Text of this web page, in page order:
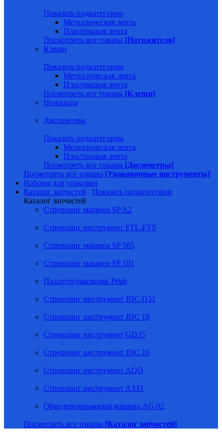
Показать подкатегории
Металлическая лента
Пластиковая лента
Посмотреть все товары [Натяжители]
Клещи
Показать подкатегории
Металлическая лента
Пластиковая лента
Посмотреть все товары [Клещи]
Ножницы
Диспенсеры
Показать подкатегории
Металлическая лента
Пластиковая лента
Посмотреть все товары [Диспенсеры]
Посмотреть все товары [Упаковочные инструменты]
Наборы для упаковки
Каталог запчастей
Показать подкатегории
Каталог запчастей
Стреппинг машина SP A2
Стреппинг инструмент FTL-FTS
Стреппинг машина SP 505
Стреппинг машина SP 101
Паллетоупаковщик Pride
Стреппинг инструмент JDC Q31
Стреппинг инструмент JDC 19
Стреппинг инструмент GD35
Стреппинг инструмент JDC 16
Стреппинг инструмент AQD
Стреппинг инструмент A333
Обандероливающая машина AG 02
Посмотреть все товары [Каталог запчастей]